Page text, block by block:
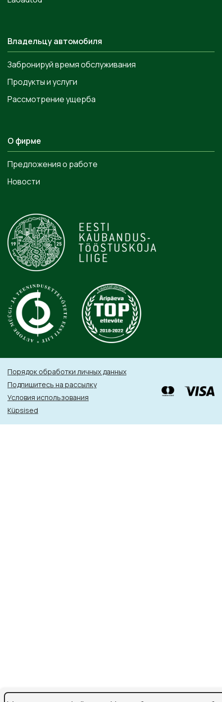
Владельцу автомобиля
Забронируй время обслуживания
Продукты и услуги
Рассмотрение ущерба
О фирме
Предложения о работе
Новости
Порядок обработки личных данных
Подпишитесь на рассылку
Условия использования
Küpsised